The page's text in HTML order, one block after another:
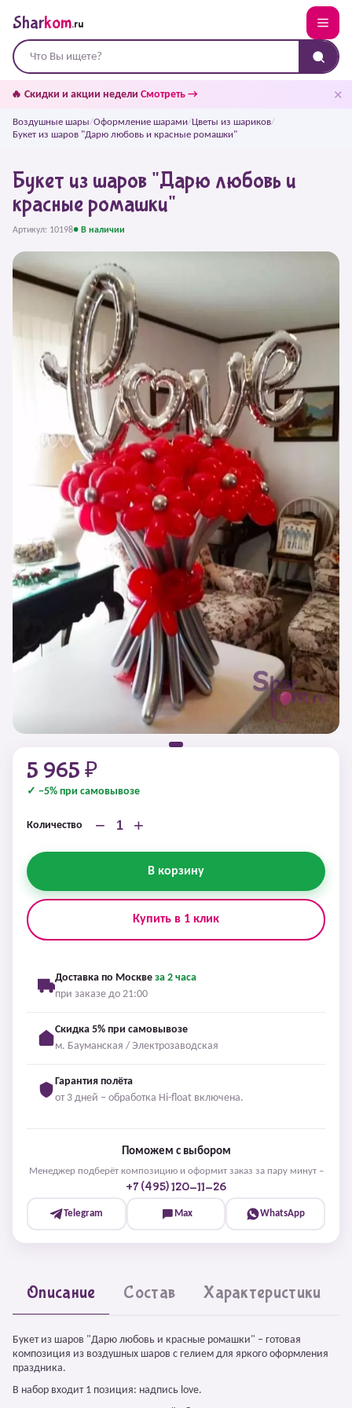
Sharkom.ru
🔥 Скидки и акции недели Смотреть → ✕
Воздушные шары/Оформление шарами/Цветы из шариков/
Букет из шаров "Дарю любовь и красные ромашки"
Букет из шаров "Дарю любовь и
красные ромашки"
Артикул: 10198● В наличии
5 965 ₽
✓ −5% при самовывозе
Количество − +
В корзину
Купить в 1 клик
Доставка по Москве за 2 часа
при заказе до 21:00
Скидка 5% при самовывозе
м. Бауманская / Электрозаводская
Гарантия полёта
от 3 дней – обработка Hi-float включена.
Поможем с выбором
Менеджер подберёт композицию и оформит заказ за пару минут –
+7 (495) 120-11-26
Telegram Max WhatsApp
Описание Состав Характеристики
Букет из шаров "Дарю любовь и красные ромашки" – готовая
композиция из воздушных шаров с гелием для яркого оформления
праздника.
В набор входит 1 позиция: надпись love.